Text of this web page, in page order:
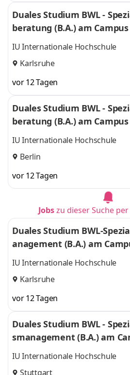
Duales Studium BWL -
beratung (B.A.) am
IU Internationale Hochschule
Karlsruhe
vor 12 Tagen
Duales Studium BWL -
beratung (B.A.) am
IU Internationale Hochschule
Berlin
vor 12 Tagen
Jobszu dieser Suche
Duales Studium BWL-
anagement (B.A.) am
IU Internationale Hochschule
Karlsruhe
vor 12 Tagen
Duales Studium BWL -
smanagement (B.A.) am
l
IU Internationale Hochschule
Stuttgart